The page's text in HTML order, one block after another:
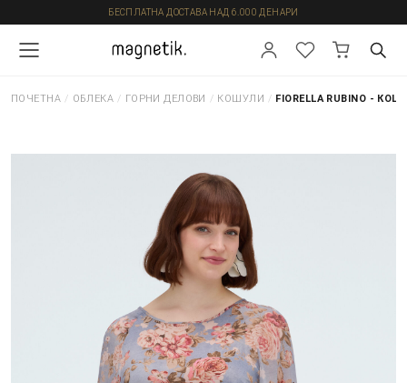
БЕСПЛАТНА ДОСТАВА НАД 6.000 ДЕНАРИ
ПОЧЕТНА / ОБЛЕКА / ГОРНИ ДЕЛОВИ / КОШУЛИ / FIORELLA RUBINO -